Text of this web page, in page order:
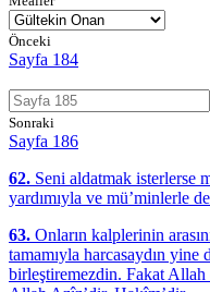
Önceki
Sayfa 184
Sonraki
Sayfa 186
62. Seni aldatmak isterlerse
yardımıyla ve mü’minlerle
63. Onların kalplerinin
tamamıyla harcasaydın yine
birleştiremezdin. Fakat Allah